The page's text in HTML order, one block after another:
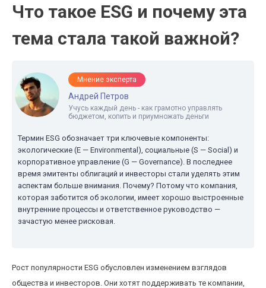
Что такое ESG и почему эта
тема стала такой важной?
Мнение эксперта
Андрей Петров
Учусь каждый день - как грамотно управлять
бюджетом, копить и приумножать деньги
Термин ESG обозначает три ключевые компоненты:
экологические (E — Environmental), социальные (S — Social) и
корпоративное управление (G — Governance). В последнее
время эмитенты облигаций и инвесторы стали уделять этим
аспектам больше внимания. Почему? Потому что компания,
которая заботится об экологии, имеет хорошо выстроенные
внутренние процессы и ответственное руководство —
зачастую менее рисковая.
Рост популярности ESG обусловлен изменением взглядов
общества и инвесторов. Они хотят поддерживать те компании,